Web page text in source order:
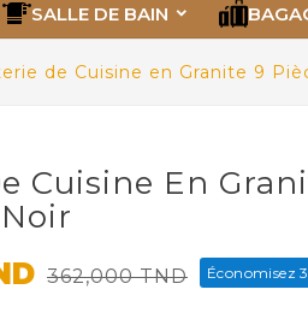
SALLE DE BAIN
de Cuisine en Granite 9
Cuisine En
362,000 TND Économisez